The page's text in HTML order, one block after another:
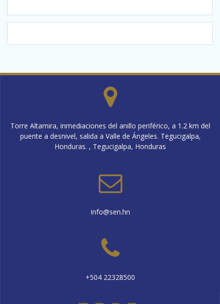
Torre Altamira, inmediaciones del anillo periférico, a 1.2 km del
puente a desnivel, salida a Valle de Ángeles. Tegucigalpa,
Honduras. , Tegucigalpa, Honduras
info@sen.hn
+504 22328500